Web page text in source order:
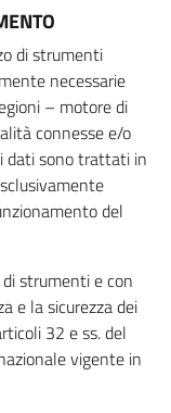
di strumenti
necessarie
– motore di
connesse e/o
dati sono trattati in
del
strumenti e con
e la sicurezza dei
32 e ss. del
vigente in